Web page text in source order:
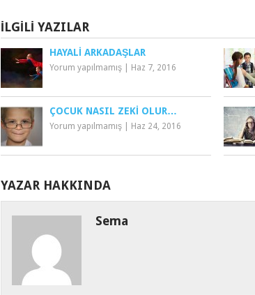
İLGILI YAZILAR
HAYALI ARKADAŞLAR
Yorum yapılmamış Haz 7, 2016
ÇOCUK NASIL ZEKI OLUR…
Yorum yapılmamış Haz 24, 2016
YAZAR HAKKINDA
Sema